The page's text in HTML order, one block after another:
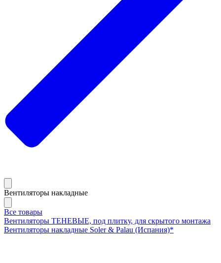
Вентиляторы накладные
Все товары
Вентиляторы ТЕНЕВЫЕ, под плитку, для скрытого монтажа
Вентиляторы накладные Soler & Palau (Испания)*